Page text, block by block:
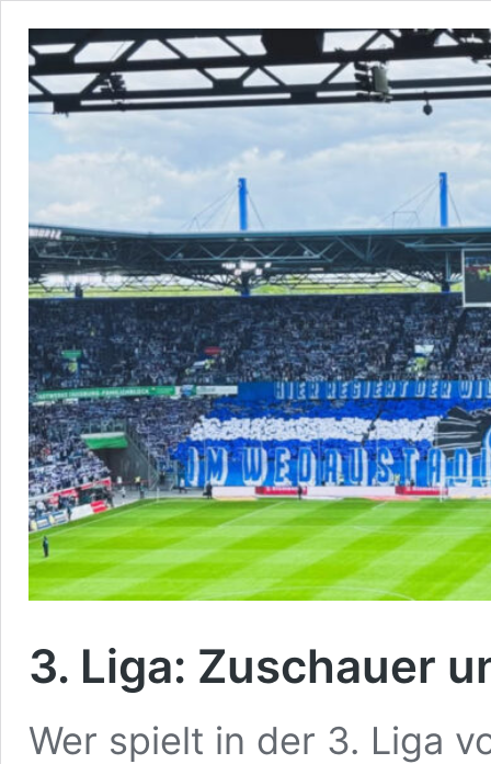
3. Liga: Zuschauer
Wer spielt in der 3. Liga